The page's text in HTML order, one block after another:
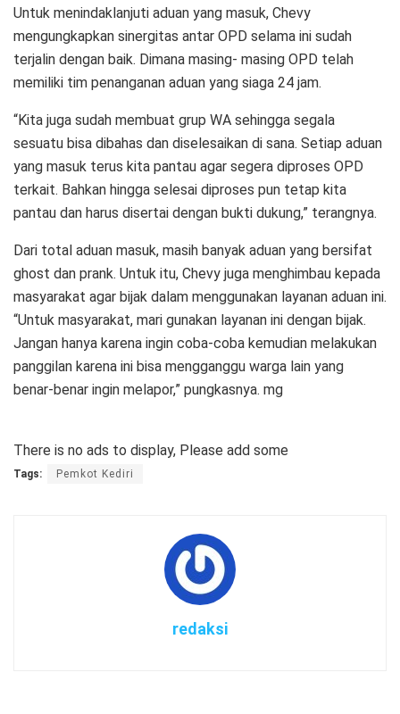
Untuk menindaklanjuti aduan yang masuk, Chevy
mengungkapkan sinergitas antar OPD selama ini sudah
terjalin dengan baik. Dimana masing- masing OPD telah
memiliki tim penanganan aduan yang siaga 24 jam.
“Kita juga sudah membuat grup WA sehingga segala
sesuatu bisa dibahas dan diselesaikan di sana. Setiap aduan
yang masuk terus kita pantau agar segera diproses OPD
terkait. Bahkan hingga selesai diproses pun tetap kita
pantau dan harus disertai dengan bukti dukung,” terangnya.
Dari total aduan masuk, masih banyak aduan yang bersifat
ghost dan prank. Untuk itu, Chevy juga menghimbau kepada
masyarakat agar bijak dalam menggunakan layanan aduan ini.
“Untuk masyarakat, mari gunakan layanan ini dengan bijak.
Jangan hanya karena ingin coba-coba kemudian melakukan
panggilan karena ini bisa mengganggu warga lain yang
benar-benar ingin melapor,” pungkasnya. mg
There is no ads to display, Please add some
Tags: Pemkot Kediri
redaksi